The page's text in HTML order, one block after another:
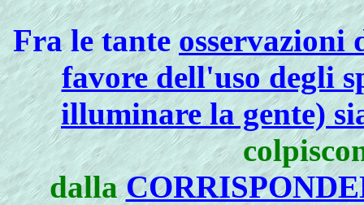
Fra le tanteosservazioni
favore dell'uso degli
illuminare la gente)
dalla